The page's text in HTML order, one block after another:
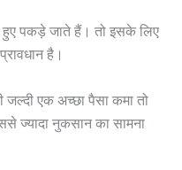
हुए पकड़े जाते हैं। तो इसके लिए
है।
एक अच्छा पैसा कमा तो
ज्यादा नुकसान का सामना